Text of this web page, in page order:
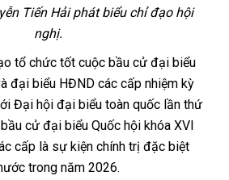
Tiến Hải phát biểu chỉ đạo hội
nghị.
tổ chức tốt cuộc bầu cử đại biểu
đại biểu HĐND các cấp nhiệm kỳ
Đại hội đại biểu toàn quốc lần thứ
cử đại biểu Quốc hội khóa XVI
cấp là sự kiện chính trị đặc biệt
trong năm 2026.